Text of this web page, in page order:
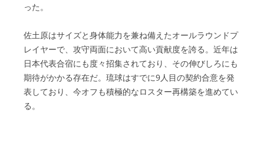
った。
佐土原はサイズと身体能力を兼ね備えたオールラウンドプ
レイヤーで、攻守両面において高い貢献度を誇る。近年は
日本代表合宿にも度々招集されており、その伸びしろにも
期待がかかる存在だ。琉球はすでに9人目の契約合意を発
表しており、今オフも積極的なロスター再構築を進めてい
る。